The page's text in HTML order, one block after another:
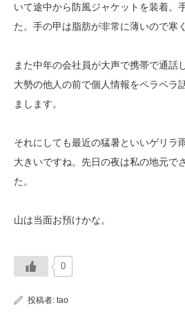
いて途中から防風ジャケットを装着。
た。手の甲は脂肪が非常に薄いので寒
また中年の会社員が大声で携帯で通話
大勢の他人の前で個人情報をペラペラ
まします。
それにしても最近の猛暑といいゲリラ
大きいですね。先日の夜は私の地元で
た。
山は当面お預けかな。
0
投稿者: tao